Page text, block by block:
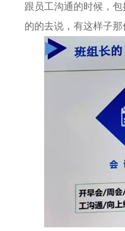
跟员工沟通的时候，
的的去说，有这样子那